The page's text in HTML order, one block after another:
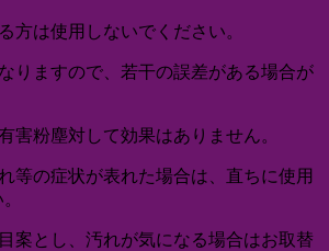
方は使用しないでください。
りますので、若干の誤差がある場合が
害粉塵対して効果はありません。
等の症状が表れた場合は、直ちに使用
案とし、汚れが気になる場合はお取替